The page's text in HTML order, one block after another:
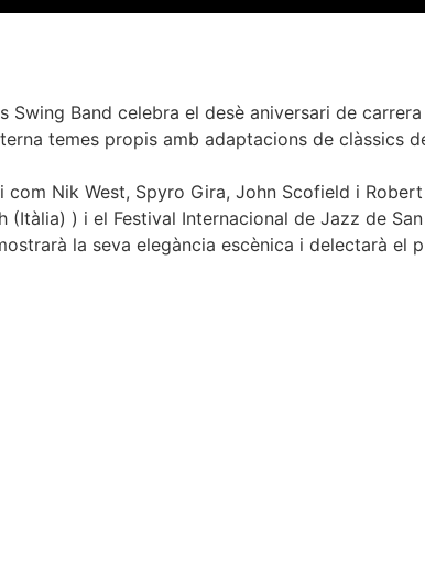
Band celebra el desè aniversari de
temes propis amb adaptacions de
Nik West, Spyro Gira, John Scofield i
) i el Festival Internacional de Jazz de San
la seva elegància escènica i delectarà